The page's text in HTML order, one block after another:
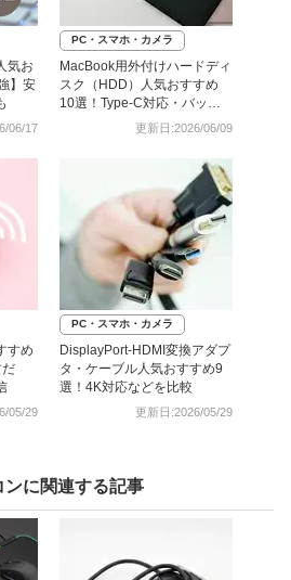
気お
】安
06/17
PC・スマホ・カメラ
MacBook用外付けハードディ
スク（HDD）人気おすすめ
10選！Type-C対応・バック
更新日:2026/06/09
すめ
05/29
PC・スマホ・カメラ
DisplayPort-HDMI変換アダプ
タ・ケーブル人気おすすめ9
選！4K対応などを比較
更新日:2026/05/29
ンに関連する記事